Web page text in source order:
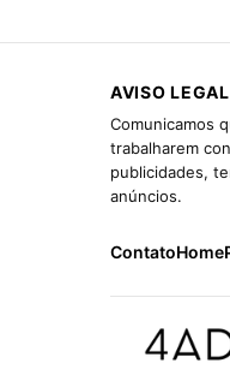
AVISO LEGAL
Comunicamos
trabalharem
publicidades,
anúncios.
ContatoHome